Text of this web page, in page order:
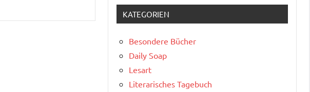
KATEGORIEN
Besondere Bücher
Daily Soap
Lesart
Literarisches Tagebuch